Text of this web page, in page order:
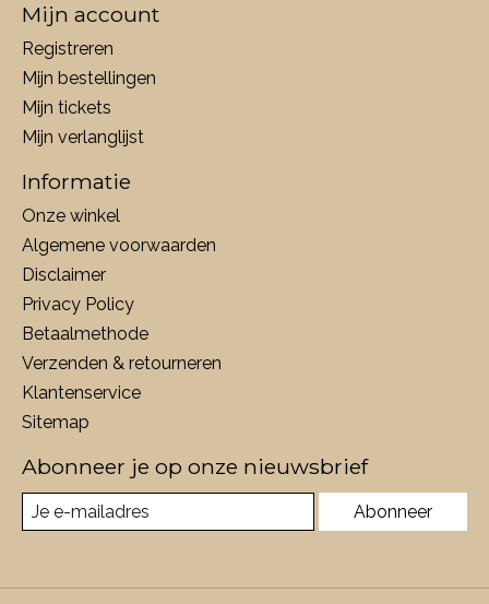
Mijn account
Registreren
Mijn bestellingen
Mijn tickets
Mijn verlanglijst
Informatie
Onze winkel
Algemene voorwaarden
Disclaimer
Privacy Policy
Betaalmethode
Verzenden & retourneren
Klantenservice
Sitemap
Abonneer je op onze nieuwsbrief
Abonneer